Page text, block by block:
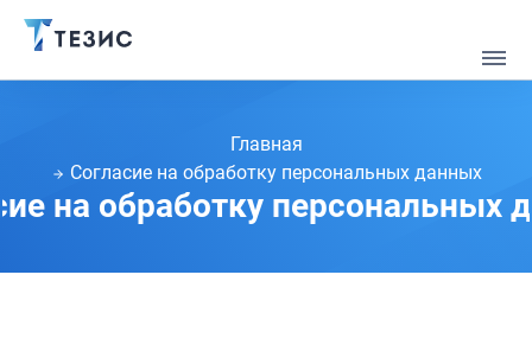
Главная
Согласие на обработку персональных данных
на обработку персональных